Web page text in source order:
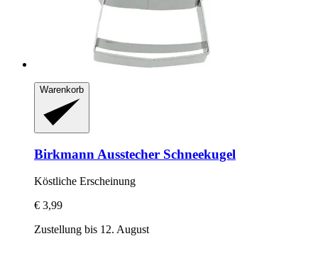
Warenkorb
Birkmann Ausstecher Schneekugel
Köstliche Erscheinung
€ 3,99
Zustellung bis 12. August